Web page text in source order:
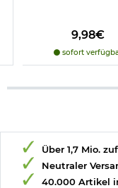
9,98€
sofort
Über 1,7 Mio.
Neutraler
40.000 Artikel